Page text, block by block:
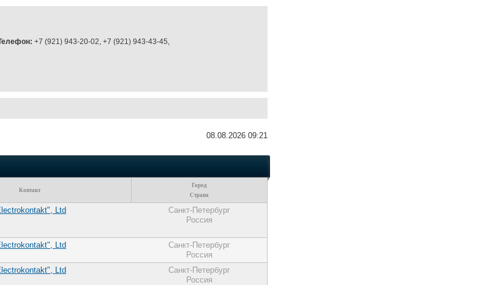
+7 (921) 943-20-02, +7 (921) 943-43-45,
08.08.2026 09:21
Контакт
Город
Страна
Ltd
Санкт-Петербург
Россия
Ltd
Санкт-Петербург
Россия
Ltd
Санкт-Петербург
Россия